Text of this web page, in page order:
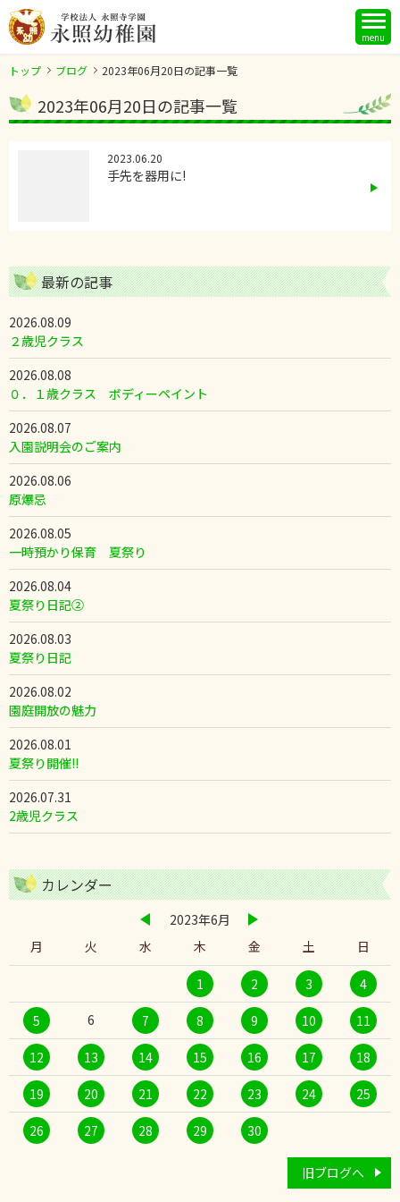
menu
トップ ブログ 2023年06月20日の記事一覧
2023年06月20日の記事一覧
2023.06.20
手先を器用に!
最新の記事
2026.08.09
２歳児クラス
2026.08.08
０．１歳クラス ボディーペイント
2026.08.07
入園説明会のご案内
2026.08.06
原爆忌
2026.08.05
一時預かり保育 夏祭り
2026.08.04
夏祭り日記②
2026.08.03
夏祭り日記
2026.08.02
園庭開放の魅力
2026.08.01
夏祭り開催!!
2026.07.31
2歳児クラス
カレンダー
2023年6月
月
火 水 木 金 土 日
1 2 3 4
5 6 7 8 9 10 11
12 13 14 15 16 17 18
19 20 21 22 23 24 25
26 27 28 29 30
旧ブログへ